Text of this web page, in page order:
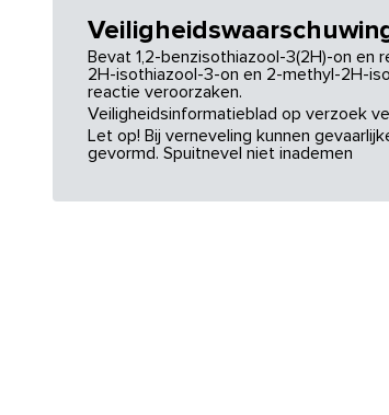
Bevat 1,2-benzisothiazool-3(2H)-on en
2H-isothiazool-3-on en 2-methyl-2H-
reactie veroorzaken.
Veiligheidsinformatieblad op verzoek
Let op! Bij verneveling kunnen
gevormd. Spuitnevel niet inademen